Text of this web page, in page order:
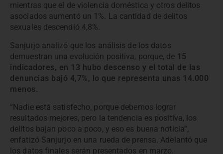
mientras que el de violencia doméstica y otros delitos
asociados aumentó un 1%. La cantidad de delitos
sexuales descendió 4,8%.
Sanjurjo analizó que los análisis de los datos
demuestran una evolución positiva, porque, de 15
indicadores, en 13 hubo descenso y el total de las
denuncias bajó 4,7%, lo que representa unas 14.000
menos.
“Nadie está satisfecho, porque debemos lograr
resultados mejores, pero la tendencia es positiva, los
delitos bajan poco a poco, y eso es buena noticia”,
enfatizó Sanjurjo en una rueda de prensa. Adelantó que
los datos finales serán presentados en marzo.